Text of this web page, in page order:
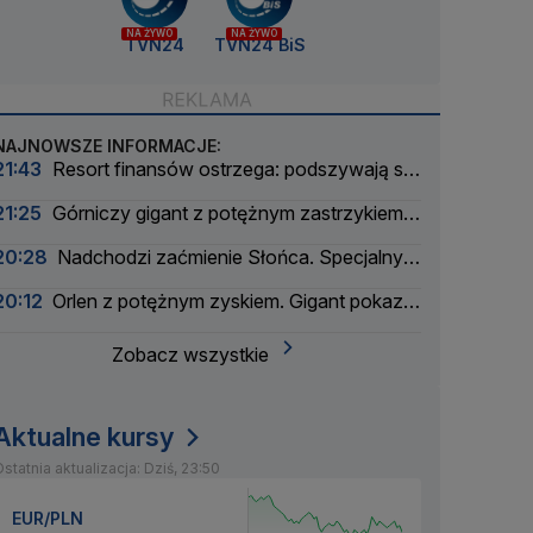
NA ŻYWO
TVN24
NA ŻYWO
TVN24 BiS
INFORMACJE:
Resort finansów ostrzega: podszywają się
Górniczy gigant z potężnym zastrzykiem
Nadchodzi zaćmienie Słońca. Specjalny
Orlen z potężnym zyskiem. Gigant pokazał
Zobacz wszystkie
kursy
aktualizacja: Dziś, 23:50
EUR/PLN